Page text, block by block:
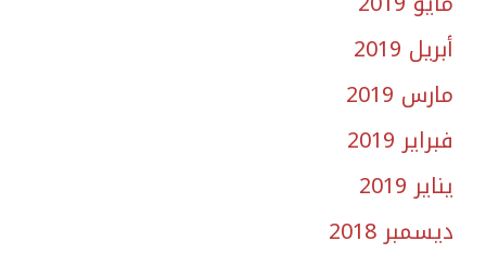
أبريل 2019
مارس 2019
فبراير 2019
يناير 2019
ديسمبر 2018